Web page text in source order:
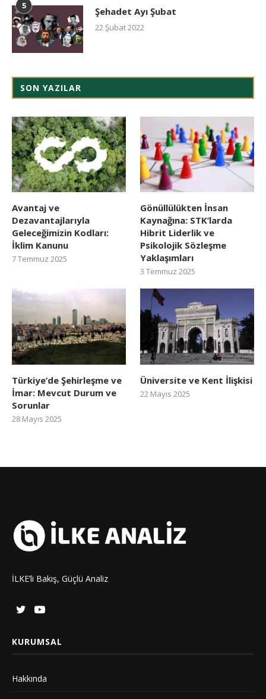
5 Şehadet Ayı Şubat
22 Şubat 2022
SON YAZILAR
Avantaj ve
Dezavantajlarıyla
Geleceğimizin Kodları:
İklim Kanunu
7 Temmuz 2025
Gönüllülükten İnsan
Kaynağına: STK’larda
Hibrit Liderlik ve
Psikolojik Sözleşme
Yaklaşımları
3 Temmuz 2025
Türkiye’de Şehirleşme ve
İmar: Mevcut Durum ve
Sorunlar
28 Mayıs 2025
Üniversite ve Kent İlişkisi
22 Mayıs 2025
İLKE’li Bakış, Güçlü Analiz
KURUMSAL
Hakkında